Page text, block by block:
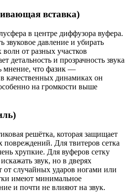
вставка)
в центре диффузора вуфера.
звуковое давление и убирать
от разных участков
детальность и прозрачность звука
мнение, что фазик —
качественных динамиках он
на громкости выше
решётка, которая защищает
повреждений. Для твитеров сетка
хрупкие. Для вуферов сетку
звук, но в дверях
от случайных ударов ногами или
имеют минимальное
и почти не влияют на звук.